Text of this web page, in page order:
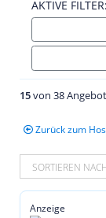
AKTIVE FILTER:
15von 38
Zurück zum
SORTIEREN
Anzeige